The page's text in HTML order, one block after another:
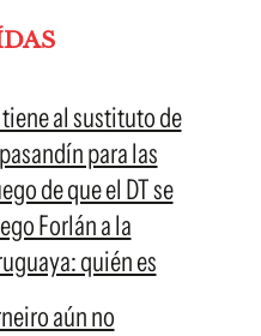
al sustituto de
para las
de que el DT se
Forlán a la
quién es
aún no